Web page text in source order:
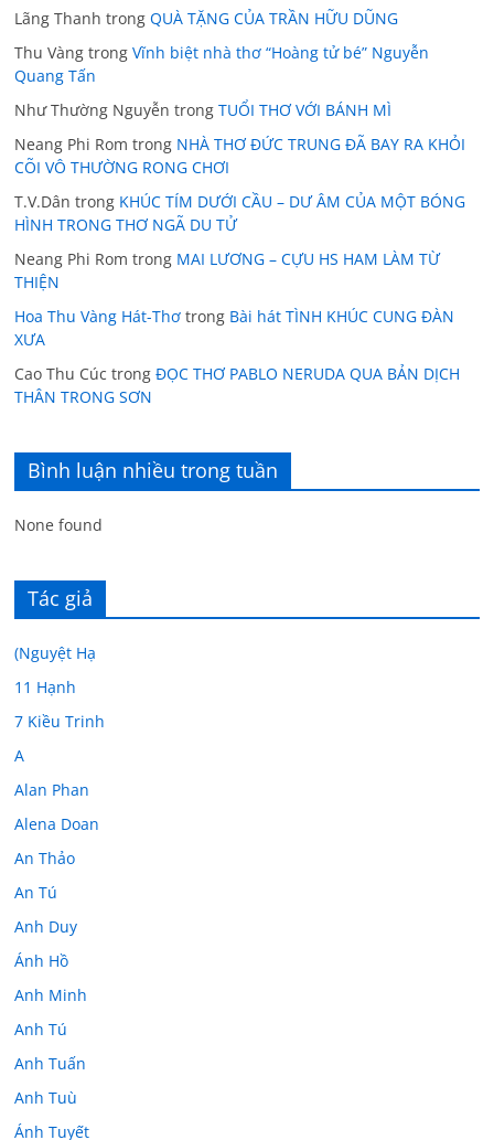
Lãng Thanh trongQUÀ TẶNG CỦA TRẦN HỮU DŨNG
Thu Vàng trongVĩnh biệt nhà thơ “Hoàng tử bé” Nguyễn
Quang Tấn
Như Thường Nguyễn trongTUỔI THƠ VỚI BÁNH MÌ
Neang Phi Rom trong NHÀ THƠ ĐỨC TRUNG ĐÃ BAY RA KHỎI
CÕI VÔ THƯỜNG RONG CHƠI
T.V.Dân trong KHÚC TÍM DƯỚI CẦU – DƯ ÂM CỦA MỘT BÓNG
HÌNH TRONG THƠ NGÃ DU TỬ
Neang Phi Rom trong MAI LƯƠNG – CỰU HS HAM LÀM TỪ
THIỆN
Hoa Thu Vàng Hát-Thơ trong Bài hát TÌNH KHÚC CUNG ĐÀN
XƯA
Cao Thu Cúc trongĐỌC THƠ PABLO NERUDA QUA BẢN DỊCH
THÂN TRONG SƠN
Bình luận nhiều trong tuần
None found
Tác giả
(Nguyệt Hạ
11 Hạnh
7 Kiều Trinh
A
Alan Phan
Alena Doan
An Thảo
An Tú
Anh Duy
Ánh Hồ
Anh Minh
Anh Tú
Anh Tuấn
Anh Tuù
Ánh Tuyết